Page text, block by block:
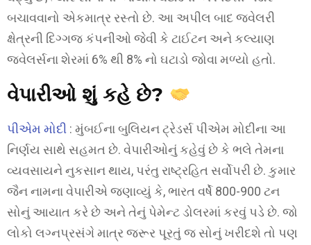
બચાવવાનો એકમાત્ર રસ્તો છે. આ અપીલ બાદ જ્વેલરી
ક્ષેત્રની દિગ્ગજ કંપનીઓ જેવી કે ટાઈટન અને કલ્યાણ
જ્વેલર્સના શેરમાં 6% થી 8% નો ઘટાડો જોવા મળ્યો હતો.
વેપારીઓ શું કહે છે?
પીએમ મોદી : મુંબઈના બુલિયન ટ્રેડર્સ પીએમ મોદીના આ
નિર્ણય સાથે સહમત છે. વેપારીઓનું કહેવું છે કે ભલે તેમના
વ્યવસાયને નુકસાન થાય, પરંતુ રાષ્ટ્રહિત સર્વોપરી છે. કુમાર
જૈન નામના વેપારીએ જણાવ્યું કે, ભારત વર્ષે 800-900 ટન
સોનું આયાત કરે છે અને તેનું પેમેન્ટ ડોલરમાં કરવું પડે છે. જો
લોકો લગ્નપ્રસંગે માત્ર જરૂર પૂરતું જ સોનું ખરીદશે તો પણ